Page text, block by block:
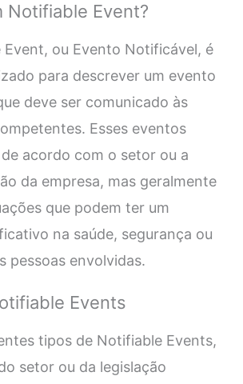
Notifiable Event?
ou Evento Notificável, é
para descrever um evento
deve ser comunicado às
Esses eventos
acordo com o setor ou a
da empresa, mas geralmente
que podem ter um
na saúde, segurança ou
pessoas envolvidas.
Events
tipos de Notifiable Events,
setor ou da legislação